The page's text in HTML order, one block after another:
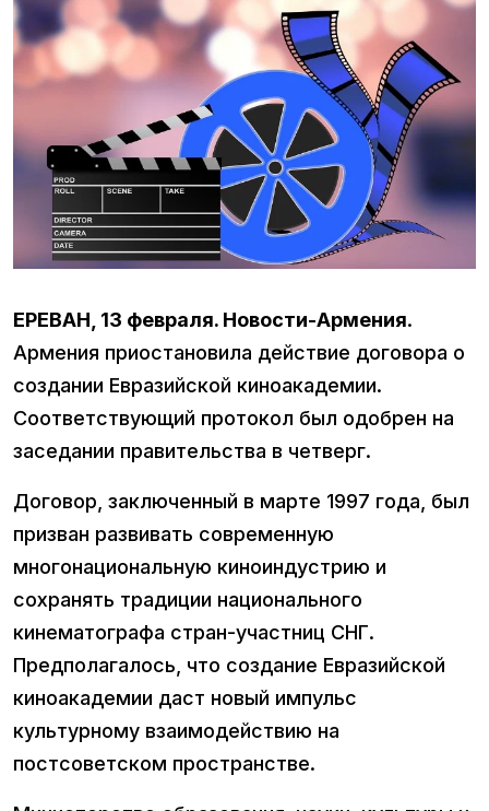
ЕРЕВАН, 13 февраля. Новости-Армения.
Армения приостановила действие договора о
создании Евразийской киноакадемии.
Соответствующий протокол был одобрен на
заседании правительства в четверг.
Договор, заключенный в марте 1997 года, был
призван развивать современную
многонациональную киноиндустрию и
сохранять традиции национального
кинематографа стран-участниц СНГ.
Предполагалось, что создание Евразийской
киноакадемии даст новый импульс
культурному взаимодействию на
постсоветском пространстве.